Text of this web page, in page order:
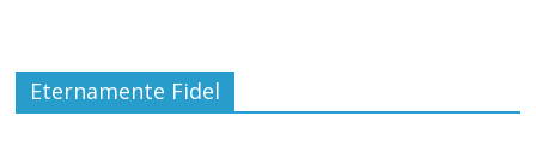
Eternamente Fidel